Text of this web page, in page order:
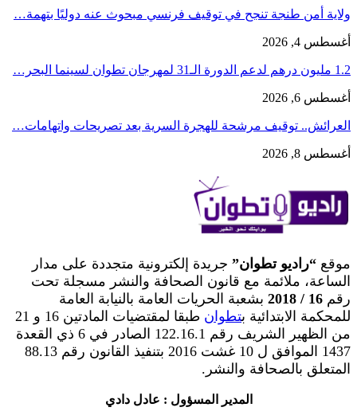
ولاية أمن طنجة تنجح في توقيف فرنسي مبحوث عنه دوليًا بتهمة…
أغسطس 4, 2026
1.2 مليون درهم لدعم الدورة الـ31 لمهرجان تطوان لسينما البحر…
أغسطس 6, 2026
العرائش.. توقيف مرشحة للهجرة السرية بعد تصريحات واتهامات…
أغسطس 8, 2026
موقع “راديو تطوان” جريدة إلكترونية متجددة على مدار
الساعة، ملائمة مع قانون الصحافة والنشر مسجلة تحت
رقم 16 / 2018
بشعبة الحريات العامة بالنيابة العامة
للمحكمة الابتدائية بتطوان
طبقا لمقتضيات المادتين 16 و 21
من الظهير الشريف رقم 122.16.1 الصادر في 6 ذي القعدة
1437 الموافق ل 10 غشت 2016 بتنفيذ القانون رقم 88.13
المتعلق بالصحافة والنشر.
المدير المسؤول : عادل دادي